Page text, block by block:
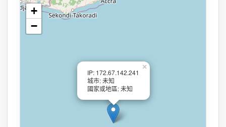
IP: 172.67.142.241
城市: 未知
國家或地區: 未知
×
+
−